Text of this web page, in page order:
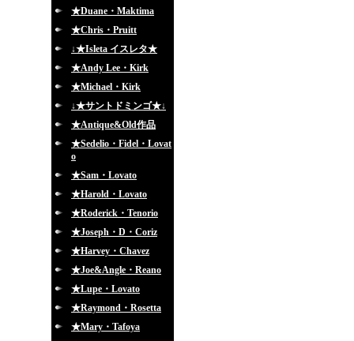
★Duane・Maktima
★Chris・Pruitt
↓★Isleta イスレタ★
★Andy Lee・Kirk
★Michael・Kirk
↓★サントドミンゴ★↓
★Antique&Old作品
★Sedelio・Fidel・Lovat
o
★Sam・Lovato
★Harold・Lovato
★Roderick・Tenorio
★Joseph・D・Coriz
★Harvey・Chavez
★Joe&Angle・Reano
★Lupe・Lovato
★Raymond・Rosetta
★Mary・Tafoya